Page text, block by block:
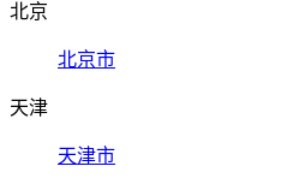
北京
北京市
天津
天津市